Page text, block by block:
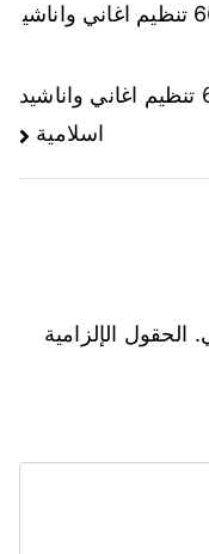
دي جي اسلامي حولي 66875552 تنظيم اغاني واناشي
دي جي اسلامي السرة 66875552 تنظيم اغاني واناشيد
اسلامية
الحقول الإلزامية